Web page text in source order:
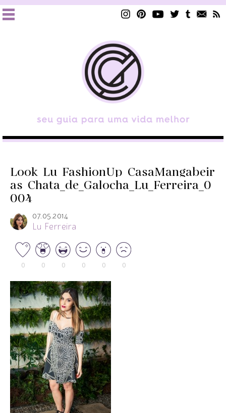
Look_Lu_FashionUp_CasaMangabeir
as_Chata_de_Galocha_Lu_Ferreira_0
004
07.05.2014
Lu Ferreira
0 0 0 0 0 0